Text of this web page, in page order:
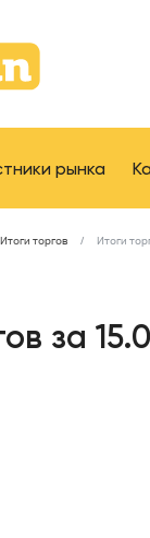
рынка
Итоги торгов Итоги
за